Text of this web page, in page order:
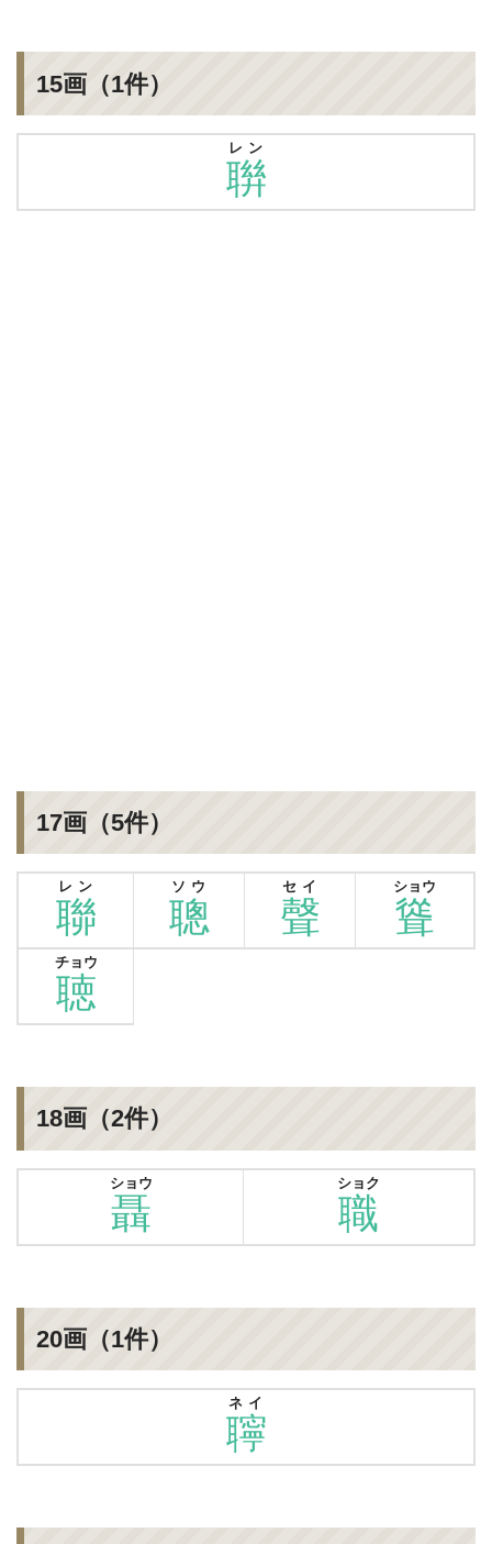
15画（1件）
聨
レン
17画（5件）
聯
レン
聰
ソウ
聲
セイ
聳
ショウ
聴
チョウ
18画（2件）
聶
ショウ
職
ショク
20画（1件）
聹
ネイ